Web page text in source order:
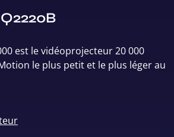
est le vidéoprojecteur 20 000
le plus petit et le plus léger au